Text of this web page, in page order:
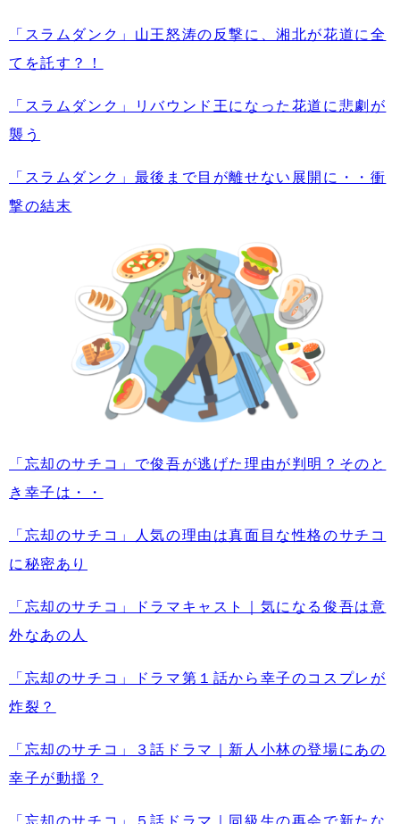
「スラムダンク」山王怒涛の反撃に、湘北が花道に全
てを託す？！
「スラムダンク」リバウンド王になった花道に悲劇が
襲う
「スラムダンク」最後まで目が離せない展開に・・衝
撃の結末
「忘却のサチコ」で俊吾が逃げた理由が判明？そのと
き幸子は・・
「忘却のサチコ」人気の理由は真面目な性格のサチコ
に秘密あり
「忘却のサチコ」ドラマキャスト｜気になる俊吾は意
外なあの人
「忘却のサチコ」ドラマ第１話から幸子のコスプレが
炸裂？
「忘却のサチコ」３話ドラマ｜新人小林の登場にあの
幸子が動揺？
「忘却のサチコ」５話ドラマ｜同級生の再会で新たな